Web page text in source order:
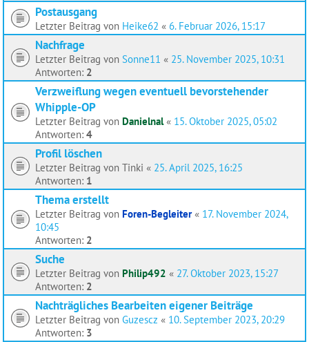
Postausgang
Letzter Beitrag von Heike62 « 6. Februar 2026, 15:17
Nachfrage
Letzter Beitrag von Sonne11 « 25. November 2025, 10:31
Antworten: 2
Verzweiflung wegen eventuell bevorstehender
Whipple-OP
Letzter Beitrag von Danielnal« 15. Oktober 2025, 05:02
Antworten: 4
Profil löschen
Letzter Beitrag von Tinki « 25. April 2025, 16:25
Antworten: 1
Thema erstellt
Letzter Beitrag von Foren-Begleiter« 17. November 2024,
10:45
Antworten: 2
Suche
Letzter Beitrag von Philip492 « 27. Oktober 2023, 15:27
Antworten: 2
Nachträgliches Bearbeiten eigener Beiträge
Letzter Beitrag von Guzescz « 10. September 2023, 20:29
Antworten: 3